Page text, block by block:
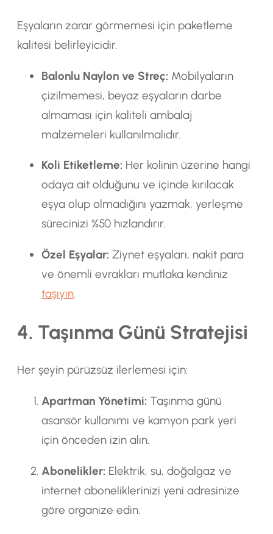
Eşyaların zarar görmemesi için paketleme
kalitesi belirleyicidir.
Balonlu Naylon ve Streç: Mobilyaların
çizilmemesi, beyaz eşyaların darbe
almaması için kaliteli ambalaj
malzemeleri kullanılmalıdır.
Koli Etiketleme: Her kolinin üzerine hangi
odaya ait olduğunu ve içinde kırılacak
eşya olup olmadığını yazmak, yerleşme
sürecinizi %50 hızlandırır.
Özel Eşyalar: Ziynet eşyaları, nakit para
ve önemli evrakları mutlaka kendiniz
taşıyın.
4. Taşınma Günü Stratejisi
Her şeyin pürüzsüz ilerlemesi için:
Apartman Yönetimi: Taşınma günü
asansör kullanımı ve kamyon park yeri
için önceden izin alın.
Abonelikler: Elektrik, su, doğalgaz ve
internet aboneliklerinizi yeni adresinize
göre organize edin.